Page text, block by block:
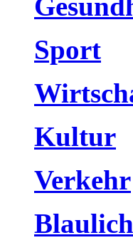
Sport
Kultur
Verkehr